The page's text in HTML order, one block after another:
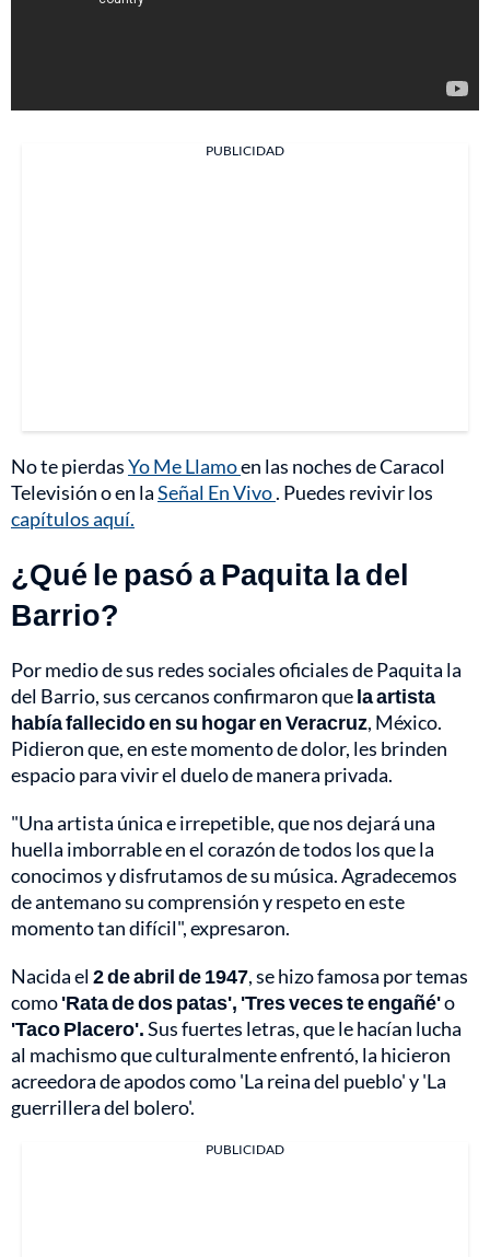
PUBLICIDAD
No te pierdasYo Me Llamoen las noches de Caracol
Televisión o en laSeñal En Vivo. Puedes revivir los
capítulos aquí.
¿Qué le pasó a Paquita la del
Barrio?
Por medio de sus redes sociales oficiales de Paquita la
del Barrio, sus cercanos confirmaron quela artista
había fallecido en su hogar en Veracruz, México.
Pidieron que, en este momento de dolor, les brinden
espacio para vivir el duelo de manera privada.
"Una artista única e irrepetible, que nos dejará una
huella imborrable en el corazón de todos los que la
conocimos y disfrutamos de su música. Agradecemos
de antemano su comprensión y respeto en este
momento tan difícil", expresaron.
Nacida el2 de abril de 1947, se hizo famosa por temas
como'Rata de dos patas', 'Tres veces te engañé'o
'Taco Placero'.Sus fuertes letras, que le hacían lucha
al machismo que culturalmente enfrentó, la hicieron
acreedora de apodos como 'La reina del pueblo' y 'La
guerrillera del bolero'.
PUBLICIDAD